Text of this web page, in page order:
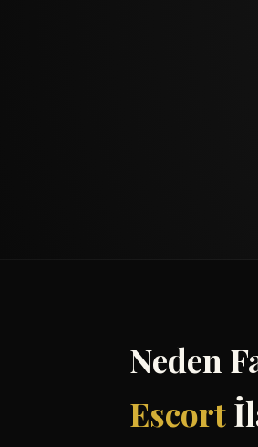
Neden
Escort